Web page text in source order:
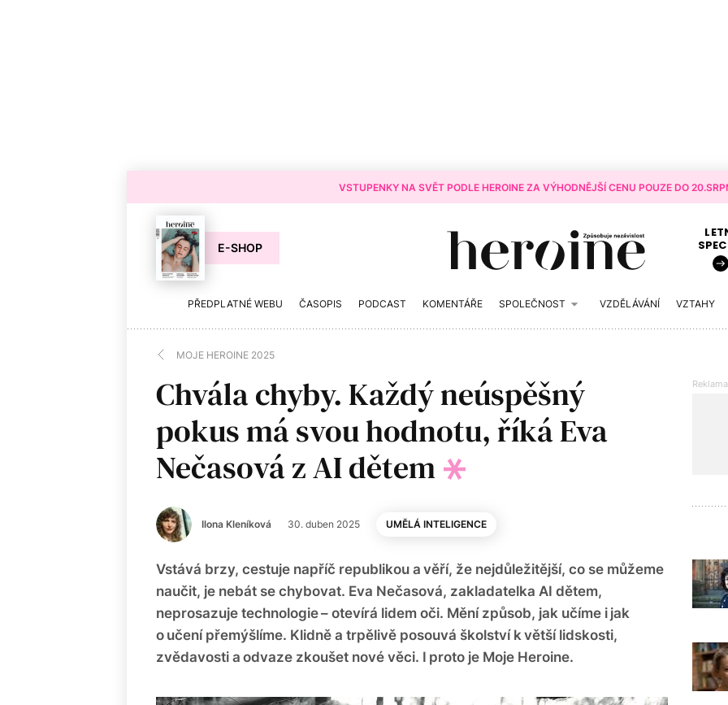
VSTUPENKY NA SVĚT PODLE HEROINE ZA VÝHODNĚJŠÍ CENU POUZE DO
E-SHOP
PŘEDPLATNÉ WEBU ČASOPIS PODCAST KOMENTÁŘE SPOLEČNOST VZDĚLÁVÁNÍ VZTAHY
MOJE HEROINE 2025
Chvála chyby. Každý neúspěšný
pokus má svou hodnotu, říká Eva
Nečasová z AI dětem
Ilona Kleníková 30. duben 2025 UMĚLÁ INTELIGENCE
Vstává brzy, cestuje napříč republikou a věří, že nejdůležitější, co se můžeme
naučit, je nebát se chybovat. Eva Nečasová, zakladatelka AI dětem,
neprosazuje technologie – otevírá lidem oči. Mění způsob, jak učíme i jak
o učení přemýšlíme. Klidně a trpělivě posouvá školství k větší lidskosti,
zvědavosti a odvaze zkoušet nové věci. I proto je Moje Heroine.